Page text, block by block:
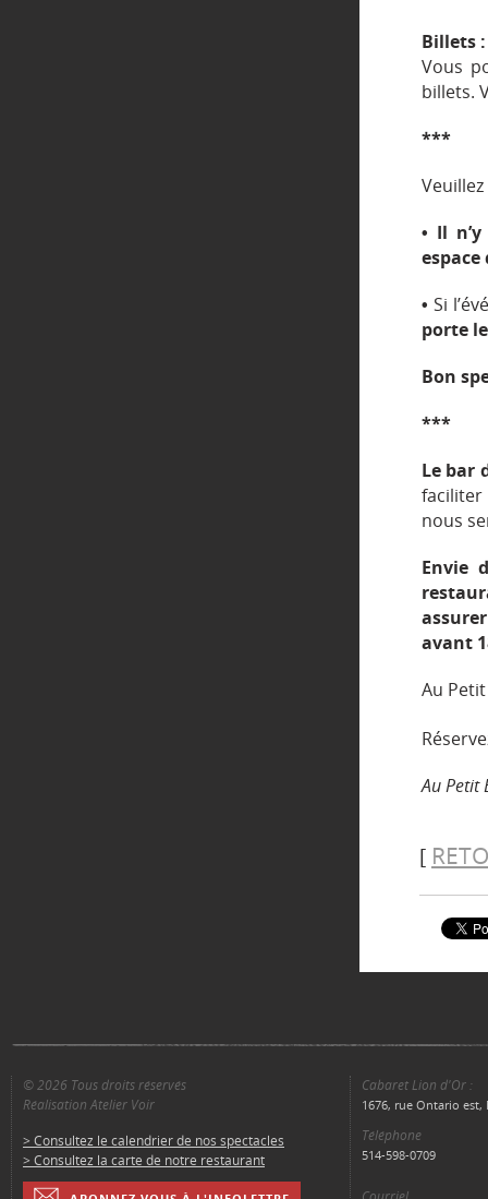
Billets :
Vous
billets.
***
• Il
• Si
porte
Bon
***
Le bar
nous
Envie
avant
Au
Au Petit
[
© 2026 Tous droits réservés
Réalisation Atelier Voir
> Consultez le calendrier de nos spectacles
> Consultez la carte de notre restaurant
Cabaret Lion d'Or :
1676, rue Ontario est,
Téléphone
514-598-0709